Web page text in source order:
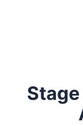
Stage